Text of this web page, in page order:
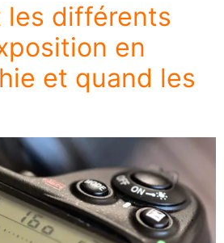
les différents
en
et quand les